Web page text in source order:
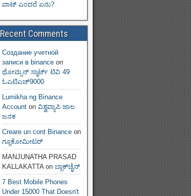
ವಾಟ್ ಎಂದರೆ ಏನು?
Recent Comments
Создание учетной
записи в binance on
ಥೋಮ್ಸನ್ ಸ್ಮಾರ್ಟ್‌ ಟಿವಿ 49
ಓಎಟಿಎಚ್9000
Lumikha ng Binance
Account on ವಿಶ್ವವ್ಯಾಪಿ ಜಾಲ
ಜನಕ
Creare un cont Binance on
ಗ್ಲೂಕೋಮೀಟರ್
MANJUNATHA PRASAD
KALLAKATTAon ಬ್ಲಾಕ್‌ಚೈನ್‌
7 Best Mobile Phones
Under 15000 That Doesn't